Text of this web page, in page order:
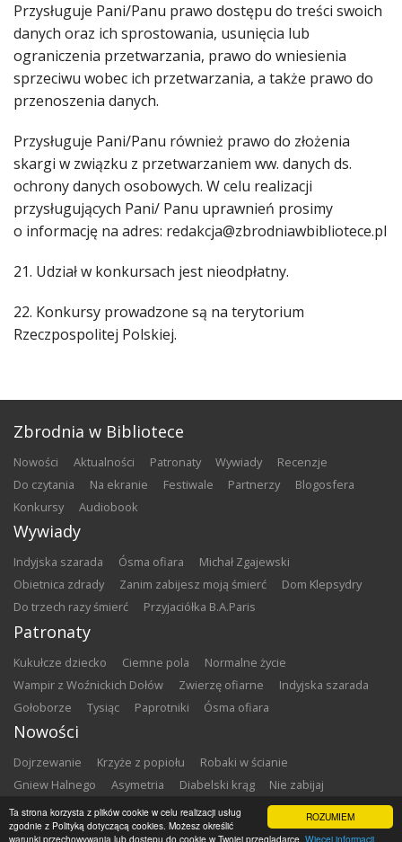
ROZUMIEM
Ta strona korzysta z plików cookie w celu realizacji usług
zgodnie z Polityką dotyczącą cookies. Możesz określić
warunki przechowywania lub dostępu do cookie w Twojej przeglądarce. Więcej informacji
Przysługuje Pani/Panu prawo dostępu do treści swoich
danych oraz ich sprostowania, usunięcia lub
ograniczenia przetwarzania, prawo do wniesienia
sprzeciwu wobec ich przetwarzania, a także prawo do
przenoszenia danych.
Przysługuje Pani/Panu również prawo do złożenia
skargi w związku z przetwarzaniem ww. danych ds.
ochrony danych osobowych. W celu realizacji
przysługujących Pani/ Panu uprawnień prosimy
o informację na adres: redakcja@zbrodniawbibliotece.pl
21. Udział w konkursach jest nieodpłatny.
22. Konkursy prowadzone są na terytorium
Rzeczpospolitej Polskiej.
Zbrodnia w Bibliotece
nowości aktualności patronaty wywiady
recenzje
do czytania
na ekranie festiwale partnerzy
blogosfera
konkursy
audiobook
Wywiady
Indyjska szarada Ósma ofiara
Michał Zgajewski
Obietnica zdrady
Zanim zabijesz moją śmierć
Dom Klepsydry
Do trzech razy śmierć
Przyjaciółka B.A.Paris
Patronaty
Kukułcze dziecko Ciemne pola
Normalne życie
Wampir z Woźnickich Dołów
Zwierzę ofiarne
Indyjska szarada
Gołoborze
Tysiąc Paprotniki Ósma ofiara
Nowości
Dojrzewanie Krzyże z popiołu
Robaki w ścianie
Gniew Halnego
Asymetria Diabelski krąg
Nie zabijaj
Dowody zbrodni
Zemsta Matki chrzestne
Copyright ©2026Zbrodnia w Bibliotece